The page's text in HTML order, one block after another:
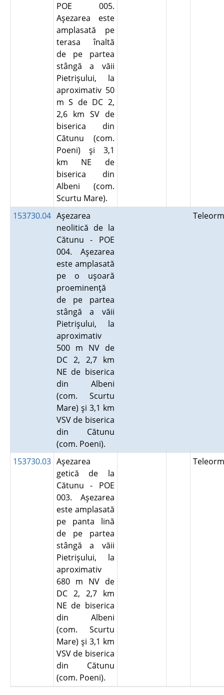
POE 005.
Aşezarea este
amplasată pe
terasa înaltă
de pe partea
stângă a văii
Pietrişului, la
aproximativ 50
m S de DC 2,
2,6 km SV de
biserica din
Cătunu (com.
Poeni) şi 3,1
km NE de
biserica din
Albeni (com.
Scurtu Mare).
153730.04 Aşezarea
neolitică de la
Cătunu - POE
004. Aşezarea
este amplasată
pe o uşoară
proeminenţă
de pe partea
stângă a văii
Pietrişului, la
aproximativ
500 m NV de
DC 2, 2,7 km
NE de biserica
din Albeni
(com. Scurtu
Mare) şi 3,1 km
VSV de biserica
din Cătunu
(com. Poeni).
153730.03 Aşezarea
getică de la
Cătunu - POE
003. Aşezarea
este amplasată
pe panta lină
de pe partea
stângă a văii
Pietrişului, la
aproximativ
680 m NV de
DC 2, 2,7 km
NE de biserica
din Albeni
(com. Scurtu
Mare) şi 3,1 km
VSV de biserica
din Cătunu
(com. Poeni).